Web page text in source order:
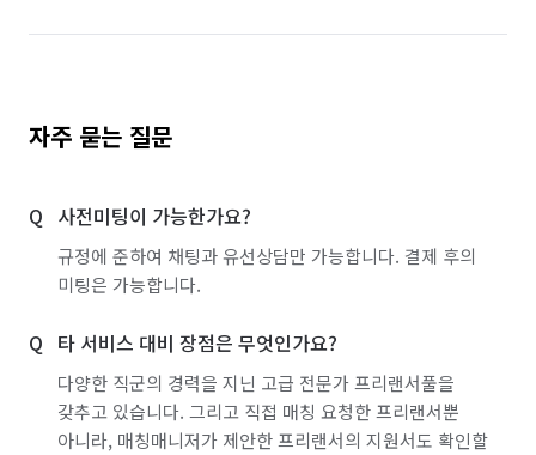
자주 묻는 질문
사전미팅이 가능한가요?
규정에 준하여 채팅과 유선상담만 가능합니다. 결제 후의
미팅은 가능합니다.
타 서비스 대비 장점은 무엇인가요?
다양한 직군의 경력을 지닌 고급 전문가 프리랜서풀을
갖추고 있습니다. 그리고 직접 매칭 요청한 프리랜서뿐
아니라, 매칭매니저가 제안한 프리랜서의 지원서도 확인할